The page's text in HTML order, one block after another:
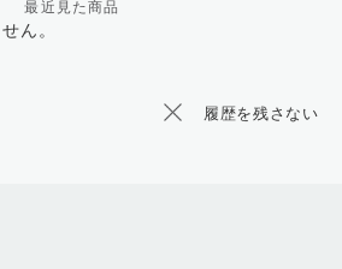
最近見た商品
ん。
履歴を残さない